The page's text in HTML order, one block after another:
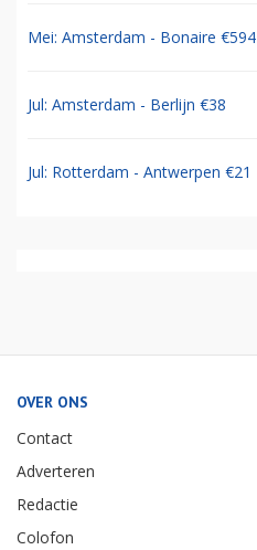
Mei: Amsterdam - Bonaire €594
Jul: Amsterdam - Berlijn €38
Jul: Rotterdam - Antwerpen €21
OVER ONS
Contact
Adverteren
Redactie
Colofon